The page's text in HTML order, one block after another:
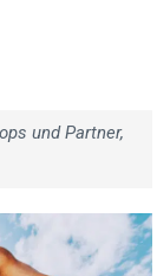
und Partner,